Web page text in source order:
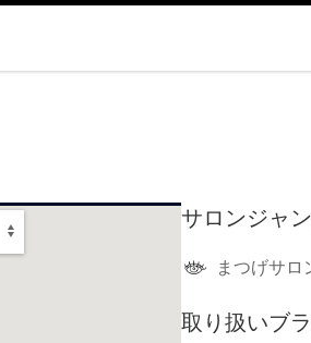
サロンジャ
まつげサロ
取り扱いブ